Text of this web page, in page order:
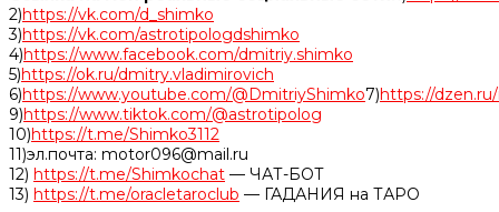
2)https://vk.com/d_shimko
3)https://vk.com/astrotipologdshimko
4)https://www.facebook.com/dmitriy.shimko
5)https://ok.ru/dmitry.vladimirovich
6)https://www.youtube.com/@DmitriyShimko7)https://
9)https://www.tiktok.com/@astrotipolog
10)https://t.me/Shimko3112
11)эл.почта: motor096@mail.ru
12) https://t.me/Shimkochat — ЧАТ-БОТ
13) https://t.me/oracletaroclub — ГАДАНИЯ на ТАРО